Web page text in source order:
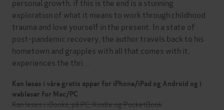
personal growth, if this is the end is a stunning
exploration of what it means to work through childhood
trauma and love yourself in the present. In a state of
post-pandemic recovery, the author travels back to his
hometown and grapples with all that comes with it,
experiences the thri…
Kan leses i våre gratis apper for iPhone/iPad og Android og i
webleser for Mac/PC
Kan leses i iBooks, på PC, Kindle og PocketBook